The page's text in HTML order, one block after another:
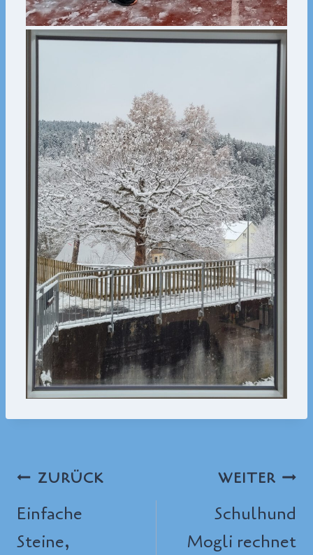
Beitragsnavigation
ZURÜCK
Einfache
Steine,
WEITER
Schulhund
Mogli rechnet